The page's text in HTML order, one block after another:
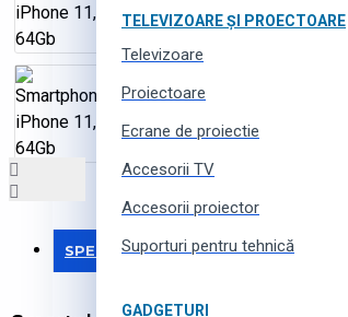
TELEVIZOARE ȘI PROECTOARE
Televizoare
Proiectoare
Ecrane de proiectie
Accesorii TV
Accesorii proiector
Suporturi pentru tehnică
GADGETURI
SPECIFICAȚII